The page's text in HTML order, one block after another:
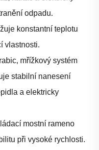
odpadu.
konstantní teplotu
vlastnosti.
mřížkový systém
stabilní nanesení
a elektricky
mostní rameno
při vysoké rychlosti.